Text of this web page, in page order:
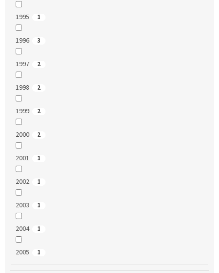
1995 1
1996 3
1997 2
1998 2
1999 2
2000 2
2001 1
2002 1
2003 1
2004 1
2005 1